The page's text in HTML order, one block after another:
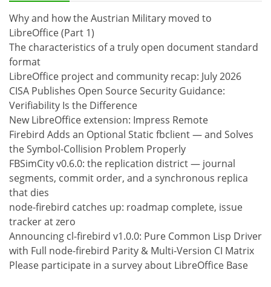
Why and how the Austrian Military moved to
LibreOffice (Part 1)
The characteristics of a truly open document standard
format
LibreOffice project and community recap: July 2026
CISA Publishes Open Source Security Guidance:
Verifiability Is the Difference
New LibreOffice extension: Impress Remote
Firebird Adds an Optional Static fbclient — and Solves
the Symbol-Collision Problem Properly
FBSimCity v0.6.0: the replication district — journal
segments, commit order, and a synchronous replica
that dies
node-firebird catches up: roadmap complete, issue
tracker at zero
Announcing cl-firebird v1.0.0: Pure Common Lisp Driver
with Full node-firebird Parity & Multi-Version CI Matrix
Please participate in a survey about LibreOffice Base